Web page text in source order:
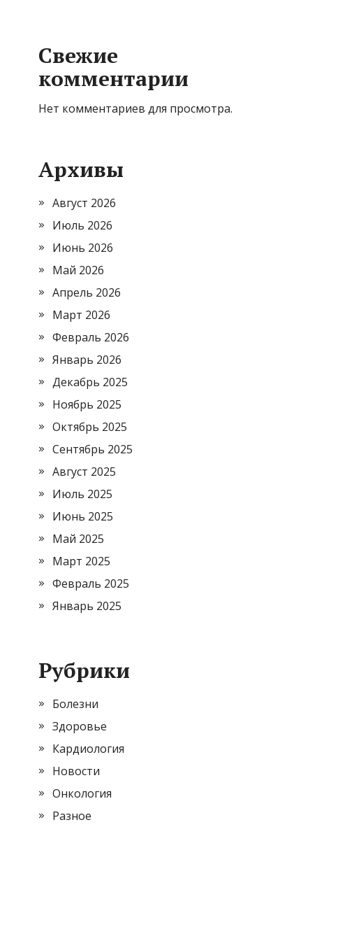
Свежие
комментарии
Нет комментариев для просмотра.
Архивы
Август 2026
Июль 2026
Июнь 2026
Май 2026
Апрель 2026
Март 2026
Февраль 2026
Январь 2026
Декабрь 2025
Ноябрь 2025
Октябрь 2025
Сентябрь 2025
Август 2025
Июль 2025
Июнь 2025
Май 2025
Март 2025
Февраль 2025
Январь 2025
Рубрики
Болезни
Здоровье
Кардиология
Новости
Онкология
Разное